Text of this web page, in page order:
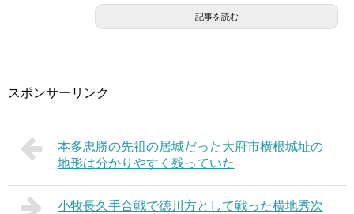
記事を読む
スポンサーリンク
本多忠勝の先祖の居城だった大府市横根城址の
地形は分かりやすく残っていた
小牧長久手合戦で徳川方として戦った横地秀次